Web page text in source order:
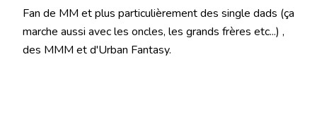
Fan de MM et plus particulièrement des single dads (ça
marche aussi avec les oncles, les grands frères etc...) ,
des MMM et d'Urban Fantasy.